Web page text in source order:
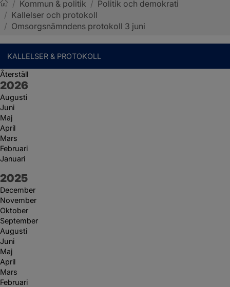
Sotenäs kommun
/ Kommun & politik / Politik och demokrati
/ Kallelser och protokoll
/ Omsorgsnämndens protokoll 3 juni
KALLELSER & PROTOKOLL
Återställ
År:
2026
Augusti
Juni
Maj
April
Mars
Februari
Januari
År:
2025
December
November
Oktober
September
Augusti
Juni
Maj
April
Mars
Februari